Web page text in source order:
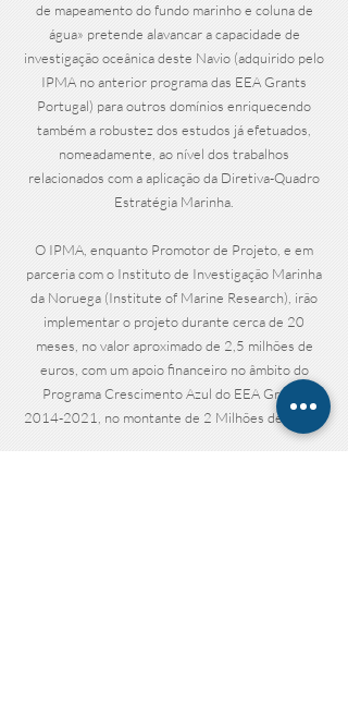
de mapeamento do fundo marinho e coluna de
água» pretende alavancar a capacidade de
investigação oceânica deste Navio (adquirido pelo
IPMA no anterior programa das EEA Grants
Portugal) para outros domínios enriquecendo
também a robustez dos estudos já efetuados,
nomeadamente, ao nível dos trabalhos
relacionados com a aplicação da Diretiva-Quadro
Estratégia Marinha.
O IPMA, enquanto Promotor de Projeto, e em
parceria com o Instituto de Investigação Marinha
da Noruega (Institute of Marine Research), irão
implementar o projeto durante cerca de 20
meses, no valor aproximado de 2,5 milhões de
euros, com um apoio financeiro no âmbito do
Programa Crescimento Azul do EEA Grants
2014-2021
, no montante de 2 Milhões de Euros.